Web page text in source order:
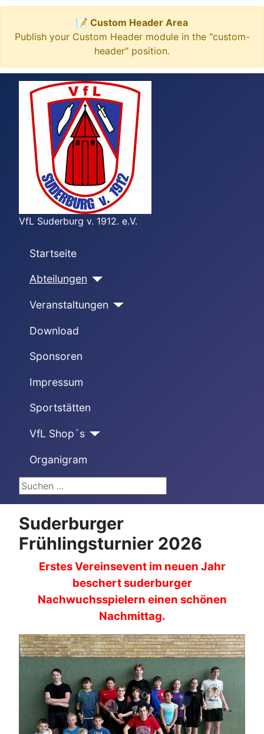
📝 Custom Header Area
Publish your Custom Header module in the "custom-
header" position.
VfL Suderburg v. 1912. e.V.
Startseite
Abteilungen
Veranstaltungen
Download
Sponsoren
Impressum
Sportstätten
VfL Shop´s
Organigram
Suchen ...
Suderburger
Frühlingsturnier 2026
Erstes Vereinsevent im neuen Jahr
beschert suderburger
Nachwuchsspielern einen schönen
Nachmittag.